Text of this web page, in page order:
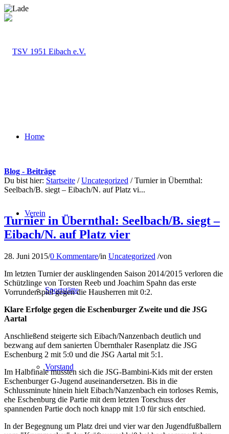
Home
Verein
Sportstätte
Vorstand
Blog - Beiträge
Du bist hier: Startseite / Uncategorized / Turnier in Übernthal:
Seelbach/B. siegt – Eibach/N. auf Platz vi...
Turnier in Übernthal: Seelbach/B. siegt –
Eibach/N. auf Platz vier
28. Juni 2015/0 Kommentare/in Uncategorized /von
Im letzten Turnier der ausklingenden Saison 2014/2015 verloren die
Schützlinge von Torsten Reeb und Joachim Spahn das erste
Vorrundenspiel gegen die Hausherren mit 0:2.
Klare Erfolge gegen die Eschenburger Zweite und die JSG
Aartal
Anschließend steigerte sich Eibach/Nanzenbach deutlich und
bezwang auf dem sanierten Übernthaler Rasenplatz die JSG
Eschenburg 2 mit 5:0 und die JSG Aartal mit 5:1.
Im Halbfinale mussten sich die JSG-Bambini-Kids mit der ersten
Eschenburger G-Jugend auseinandersetzen. Bis in die
Schlussminute hinein hielt Eibach/Nanzenbach ein torloses Remis,
ehe Eschenburg die Partie mit dem letzten Torschuss der
spannenden Partie doch noch knapp mit 1:0 für sich entschied.
In der Begegnung um Platz drei und vier war den Jugendfußballern